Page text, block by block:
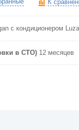
К
c кондиционером
в СТО) 12 месяцев